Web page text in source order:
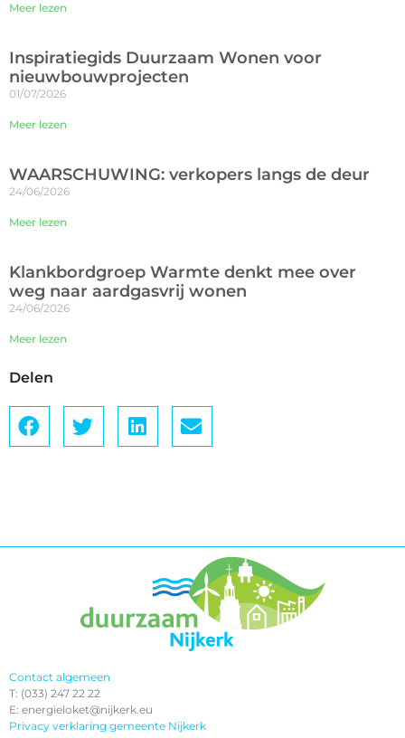
Meer lezen
Inspiratiegids Duurzaam Wonen voor
nieuwbouwprojecten
01/07/2026
Meer lezen
WAARSCHUWING: verkopers langs de deur
24/06/2026
Meer lezen
Klankbordgroep Warmte denkt mee over
weg naar aardgasvrij wonen
24/06/2026
Meer lezen
Delen
Contact algemeen
T: (033) 247 22 22
E: energieloket@nijkerk.eu
Privacy verklaring gemeente Nijkerk